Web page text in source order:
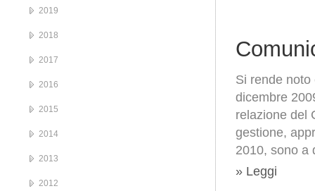
Si rende
dicembre
relazione del
gestione,
2010, sono a
» Leggi
2019
2018
2017
2016
2015
2014
2013
2012